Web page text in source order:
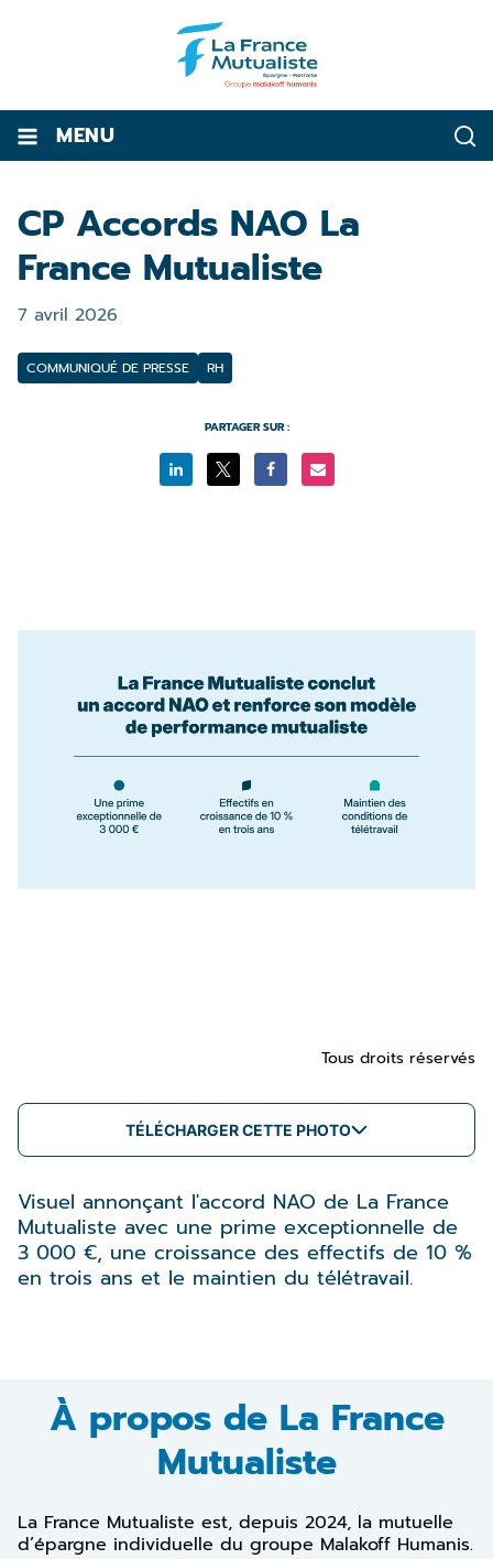
MENU
CP Accords NAO La
France Mutualiste
7 avril 2026
COMMUNIQUÉ DE PRESSE RH
PARTAGER SUR :
Tous droits réservés
TÉLÉCHARGER CETTE PHOTO
Visuel annonçant l'accord NAO de La France
Mutualiste avec une prime exceptionnelle de
3 000 €, une croissance des effectifs de 10 %
en trois ans et le maintien du télétravail.
À propos de La France
Mutualiste
La France Mutualiste est, depuis 2024, la mutuelle
d’épargne individuelle du groupe Malakoff Humanis.